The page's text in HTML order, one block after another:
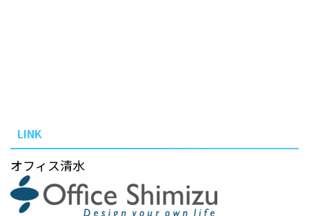
LINK
オフィス清水